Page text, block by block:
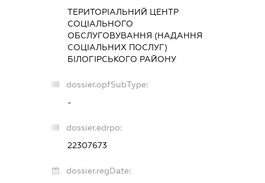
ТЕРИТОРІАЛЬНИЙ ЦЕНТР
СОЦІАЛЬНОГО
ОБСЛУГОВУВАННЯ (НАДАННЯ
СОЦІАЛЬНИХ ПОСЛУГ)
БІЛОГІРСЬКОГО РАЙОНУ
dossier.opfSubType:
-
dossier.edrpo:
22307673
dossier.regDate: